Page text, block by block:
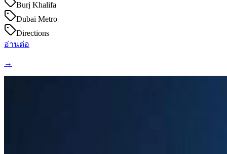
Burj Khalifa
Dubai Metro
Directions
อ่านต่อ
→